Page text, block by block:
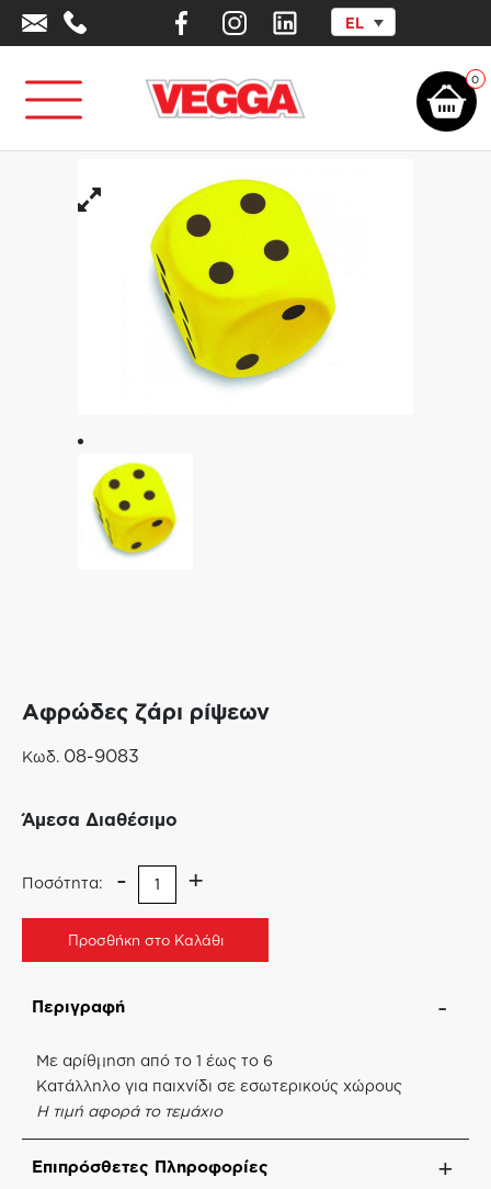
EL
0
Αρχική σελίδα Αθλητικά Είδη - Εξοπλισμός/Φυσική Αγωγή –
Αφρώδες ζάρι ρίψεων
Κωδ. 08-9083
Άμεσα Διαθέσιμο
- +
Ποσότητα:
Προσθήκη στο Καλάθι
Περιγραφή
Με αρίθμηση από το 1 έως το 6
Κατάλληλο για παιχνίδι σε εσωτερικούς χώρους
Η τιμή αφορά το τεμάχιο
Επιπρόσθετες Πληροφορίες